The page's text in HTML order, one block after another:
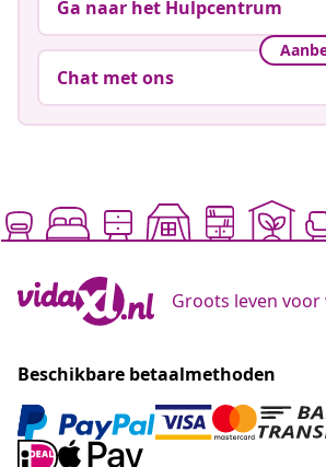
Ga naar het Hulpcentrum
Chat met ons
Groots leven voor
Beschikbare betaalmethoden